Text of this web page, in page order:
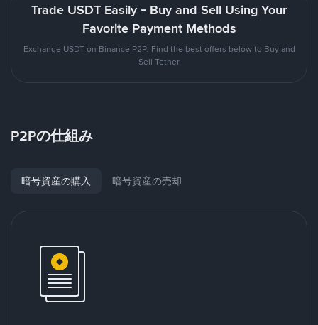
Trade USDT Easily - Buy and Sell Using Your
Favorite Payment Methods
Exchange USDT on Binance P2P. Find the best offers below to Buy and
Sell Tether
P2Pの仕組み
暗号資産の購入 暗号資産の売却